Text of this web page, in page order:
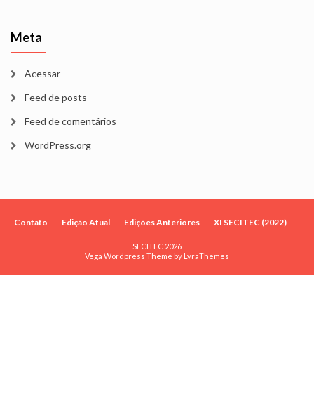
Meta
Acessar
Feed de posts
Feed de comentários
WordPress.org
Contato Edição Atual Edições Anteriores XI SECITEC (2022)
SECITEC 2026
Vega Wordpress Theme by LyraThemes